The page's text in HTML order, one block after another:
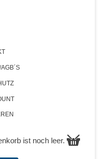
ist noch leer.